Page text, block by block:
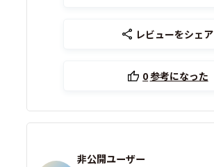
レビューをシェア
0参考になった
非公開ユーザー